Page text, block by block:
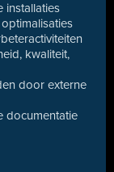
installaties
kwaliteit,
door externe
documentatie